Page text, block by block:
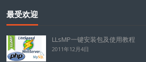
最受欢迎
LLsMP一键安装包及使用教程
2011年12月4日